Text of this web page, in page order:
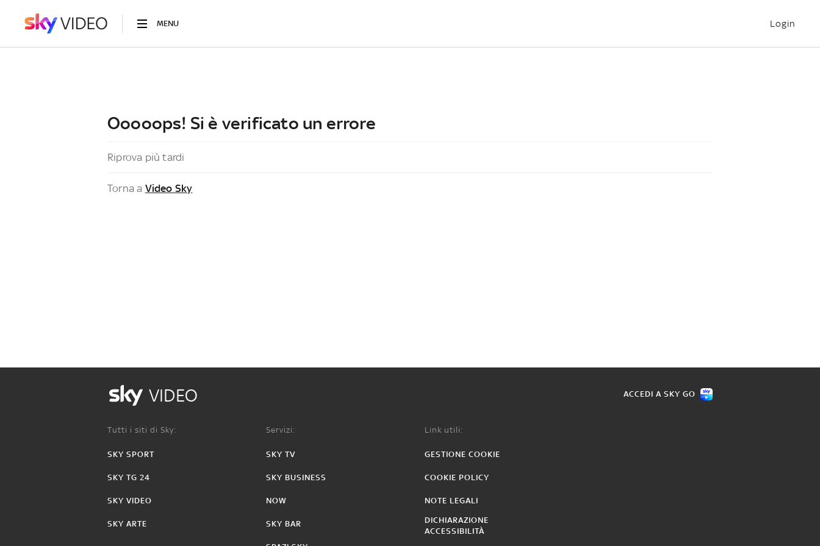
MENU Login
Ooooops! Si è verificato un errore
Riprova più tardi
Torna a Video Sky
VIDEO ACCEDI A SKY GO
Tutti i siti di Sky:
SKY SPORT
SKY TG 24
SKY VIDEO
SKY ARTE
Servizi:
SKY TV
SKY BUSINESS
NOW
SKY BAR
Link utili:
GESTIONE COOKIE
COOKIE POLICY
NOTE LEGALI
DICHIARAZIONE
ACCESSIBILITÀ